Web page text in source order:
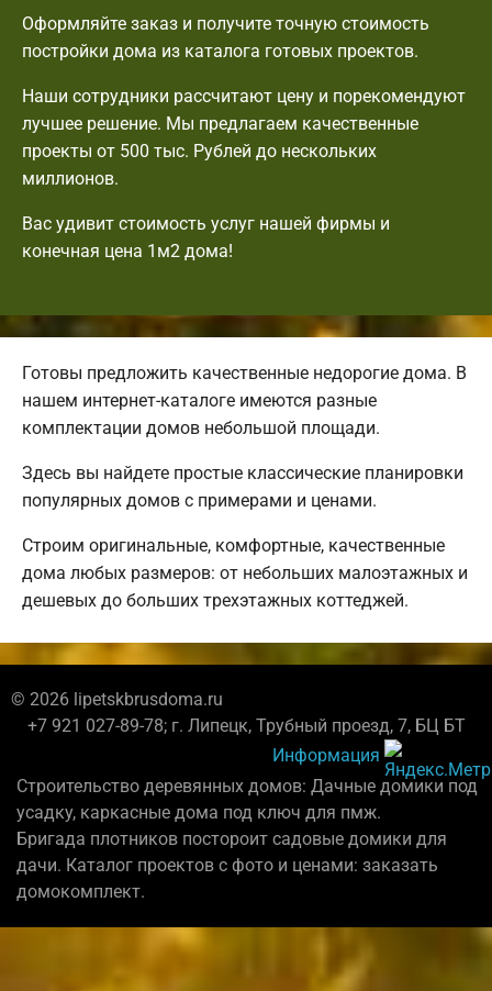
Оформляйте заказ и получите точную стоимость
постройки дома из каталога готовых проектов.
Наши сотрудники рассчитают цену и порекомендуют
лучшее решение. Мы предлагаем качественные
проекты от 500 тыс. Рублей до нескольких
миллионов.
Вас удивит стоимость услуг нашей фирмы и
конечная цена 1м2 дома!
Готовы предложить качественные недорогие дома. В
нашем интернет-каталоге имеются разные
комплектации домов небольшой площади.
Здесь вы найдете простые классические планировки
популярных домов с примерами и ценами.
Строим оригинальные, комфортные, качественные
дома любых размеров: от небольших малоэтажных и
дешевых до больших трехэтажных коттеджей.
© 2026 lipetskbrusdoma.ru
+7 921 027-89-78; г. Липецк, Трубный проезд, 7, БЦ БТ
Информация
Строительство деревянных домов: Дачные домики под
усадку, каркасные дома под ключ для пмж.
Бригада плотников постороит садовые домики для
дачи. Каталог проектов с фото и ценами: заказать
домокомплект.